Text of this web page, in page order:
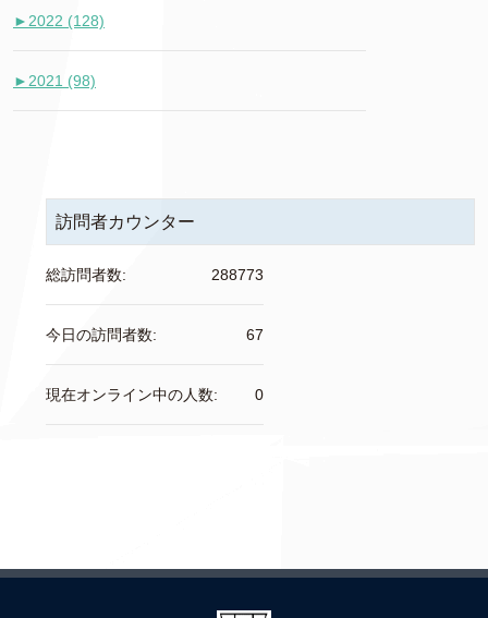
► 2022 (128)
► 2021 (98)
訪問者カウンター
288773
総訪問者数:
67
今日の訪問者数:
0
現在オンライン中の人数: